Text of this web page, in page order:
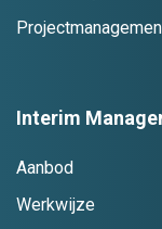
Interim
Aanbod
Werkwijze